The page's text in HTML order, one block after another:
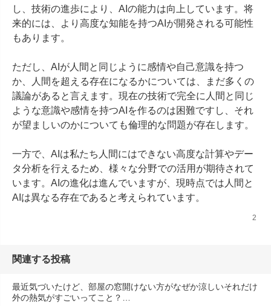
し、技術の進歩により、AIの能力は向上しています。将
来的には、より高度な知能を持つAIが開発される可能性
もあります。
ただし、AIが人間と同じように感情や自己意識を持つ
か、人間を超える存在になるかについては、まだ多くの
議論があると言えます。現在の技術で完全に人間と同じ
ような意識や感情を持つAIを作るのは困難ですし、それ
が望ましいのかについても倫理的な問題が存在します。
一方で、AIは私たち人間にはできない高度な計算やデー
タ分析を行えるため、様々な分野での活用が期待されて
います。AIの進化は進んでいますが、現時点では人間と
AIは異なる存在であると考えられています。
2
関連する投稿
最近気づいたけど、部屋の窓開けない方がなぜか涼しいそれだけ
外の熱気がすごいってこと？…